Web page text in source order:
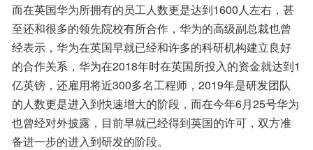
而在英国华为所拥有的员工人数更是达到1600人左右，甚
至还和很多的领先院校有所合作，华为的高级副总裁也曾
经表示，华为在英国早就已经和许多的科研机构建立良好
的合作关系，华为在2018年时在英国所投入的资金就达到1
亿英镑，还雇用将近300多名工程师，2019年是研发团队
的人数更是进入到快速增大的阶段，而在今年6月25号华为
也曾经对外披露，目前早就已经得到英国的许可，双方准
备进一步的进入到研发的阶段。